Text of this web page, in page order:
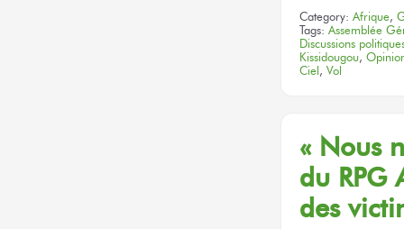
Category: Afrique,
Tags: Assemblée
Discussions
Kissidougou,
Ciel , Vol
« Nous
du RPG
des